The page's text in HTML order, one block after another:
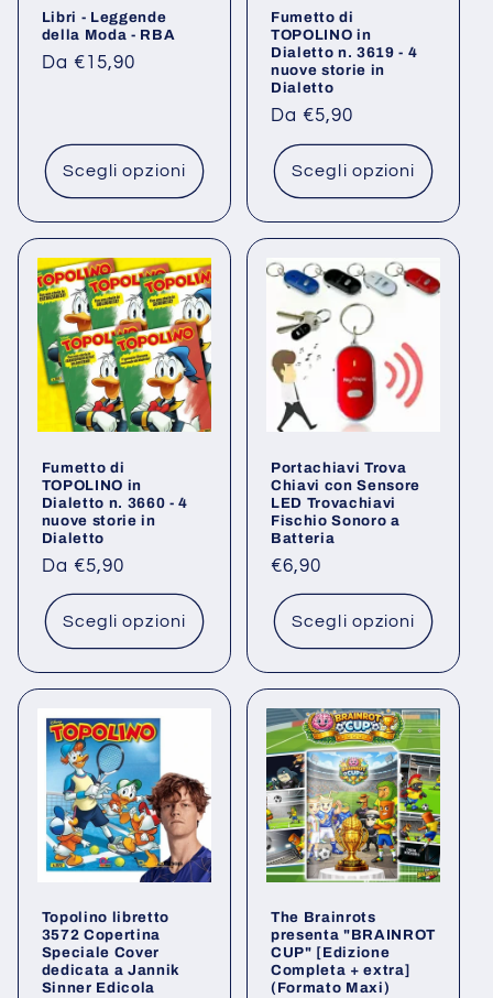
Libri - Leggende
della Moda - RBA
Prezzo
Da €15,90
Scegli opzioni
Fumetto di
TOPOLINO in
Dialetto n. 3619 - 4
nuove storie in
Dialetto
Prezzo
di
listino
Da €5,90
Scegli opzioni
Fumetto di
TOPOLINO in
Dialetto n. 3660 - 4
nuove storie in
Dialetto
Prezzo
di
listino
Da €5,90
Scegli opzioni
Portachiavi Trova
Chiavi con Sensore
LED Trovachiavi
Fischio Sonoro a
Batteria
Prezzo
di
listino
€6,90
Scegli opzioni
Topolino libretto
3572 Copertina
Speciale Cover
dedicata a Jannik
Sinner Edicola
The Brainrots
presenta "BRAINROT
CUP" [Edizione
Completa + extra]
(Formato Maxi)